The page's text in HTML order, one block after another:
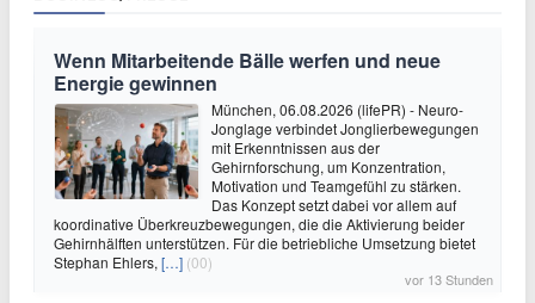
Wenn Mitarbeitende Bälle werfen und neue
Energie gewinnen
München, 06.08.2026 (lifePR) - Neuro-
Jonglage verbindet Jonglierbewegungen
mit Erkenntnissen aus der
Gehirnforschung, um Konzentration,
Motivation und Teamgefühl zu stärken.
Das Konzept setzt dabei vor allem auf
koordinative Überkreuzbewegungen, die die Aktivierung beider
Gehirnhälften unterstützen. Für die betriebliche Umsetzung bietet
Stephan Ehlers, […] (00)
vor 13 Stunden